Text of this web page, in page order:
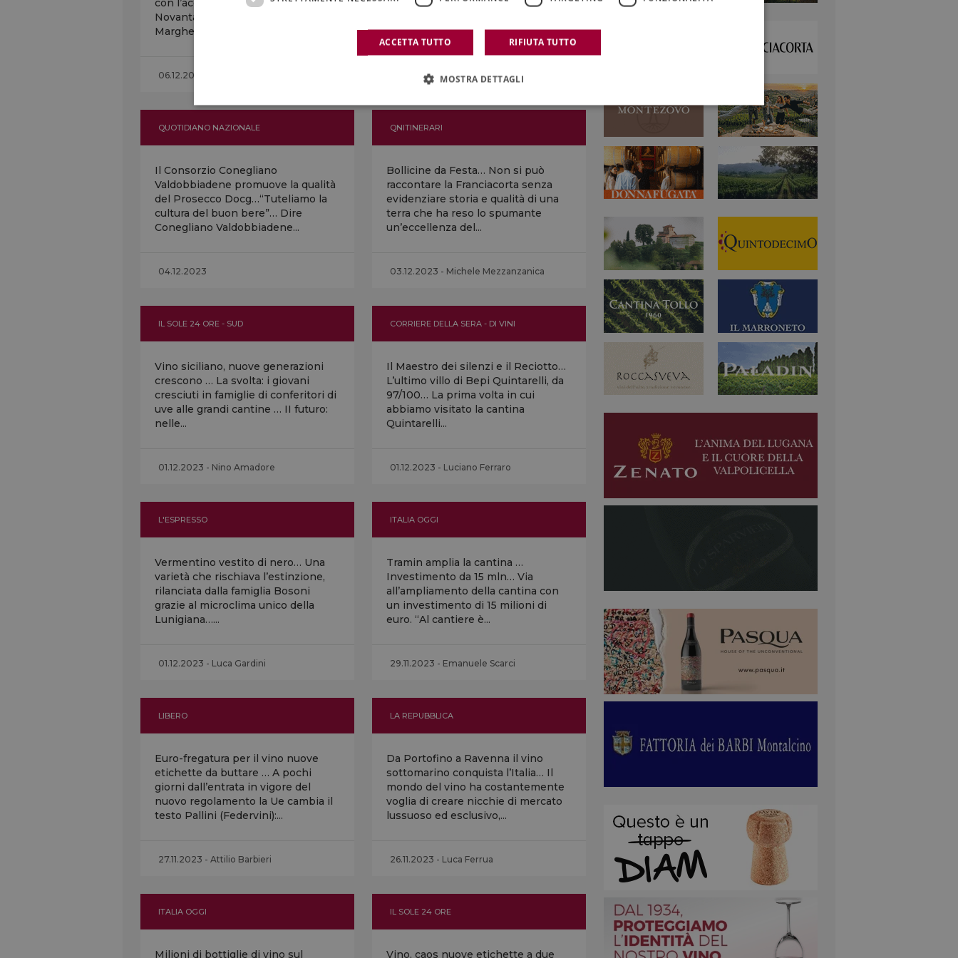
con l’acquisizione nei primi anni
Novanta da parte di Santa
Margherita Gruppo Vinicolo,...
06.12.2023 - Chiara Risolo
Andrea Cecchi tiene alto un nome
mondo riconosce come...
06.12.2023 - Chiara Risolo
QUOTIDIANO NAZIONALE
Il Consorzio Conegliano
Valdobbiadene promuove la qualità
del Prosecco Docg…“Tuteliamo la
cultura del buon bere”… Dire
Conegliano Valdobbiadene...
04.12.2023
QNITINERARI
Bollicine da Festa… Non si può
raccontare la Franciacorta senza
evidenziare storia e qualità di una
terra che ha reso lo spumante
un’eccellenza del...
03.12.2023 - Michele Mezzanzanica
IL SOLE 24 ORE - SUD
Vino siciliano, nuove generazioni
crescono … La svolta: i giovani
cresciuti in famiglie di conferitori di
uve alle grandi cantine … II futuro:
nelle...
01.12.2023 - Nino Amadore
CORRIERE DELLA SERA - DI VINI
Il Maestro dei silenzi e il Reciotto…
L’ultimo villo di Bepi Quintarelli, da
97/100… La prima volta in cui
abbiamo visitato la cantina
Quintarelli...
01.12.2023 - Luciano Ferraro
L'ESPRESSO
Vermentino vestito di nero… Una
varietà che rischiava l’estinzione,
rilanciata dalla famiglia Bosoni
grazie al microclima unico della
Lunigiana…...
01.12.2023 - Luca Gardini
ITALIA OGGI
Tramin amplia la cantina …
Investimento da 15 mln… Via
all’ampliamento della cantina con
un investimento di 15 milioni di
euro. “Al cantiere è...
29.11.2023 - Emanuele Scarci
LIBERO
Euro-fregatura per il vino nuove
etichette da buttare … A pochi
giorni dall’entrata in vigore del
nuovo regolamento la Ue cambia il
testo Pallini (Federvini):...
27.11.2023 - Attilio Barbieri
LA REPUBBLICA
Da Portofino a Ravenna il vino
sottomarino conquista l’Italia… Il
mondo del vino ha costantemente
voglia di creare nicchie di mercato
lussuoso ed esclusivo,...
26.11.2023 - Luca Ferrua
ITALIA OGGI
Milioni di bottiglie di vino sul
IL SOLE 24 ORE
Vino, caos nuove etichette a due
ACCETTA TUTTO RIFIUTA TUTTO
MOSTRA DETTAGLI